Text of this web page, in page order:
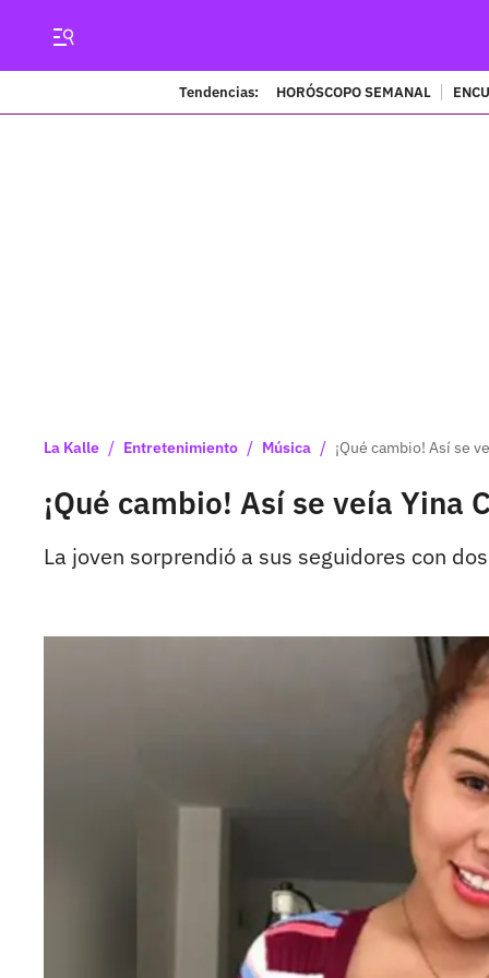
Tendencias: HORÓSCOPO SEMANAL
La Kalle / Entretenimiento / Música / ¡Qué cambio! Así se
¡Qué cambio! Así se veía Yina
La joven sorprendió a sus seguidores con